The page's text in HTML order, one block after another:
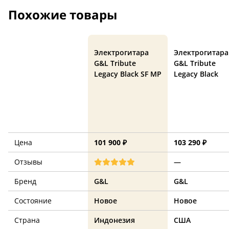
Похожие товары
Электрогитара
G&L Tribute
Legacy Black SF MP
Электрогитара
G&L Tribute
Legacy Black
Цена 101 900 ₽
103 290 ₽
Отзывы
—
Бренд
G&L
G&L
Состояние
Новое
Новое
Страна
Индонезия США